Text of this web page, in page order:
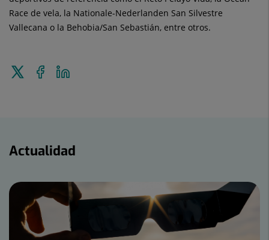
Race de vela, la Nationale-Nederlanden San Silvestre
Vallecana o la Behobia/San Sebastián, entre otros.
Enviar
Compartir
en
Actualidad